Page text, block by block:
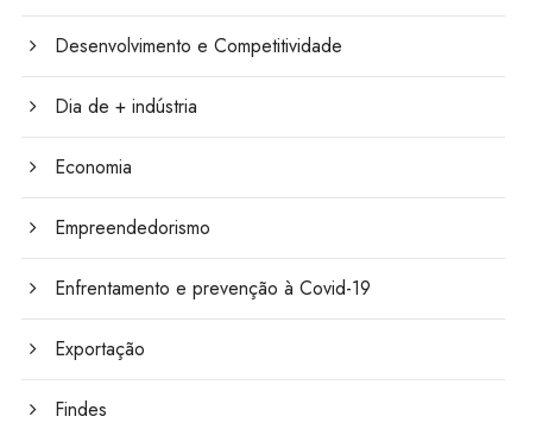
Desenvolvimento e Competitividade
Dia de + indústria
Economia
Empreendedorismo
Enfrentamento e prevenção à Covid-19
Exportação
Findes